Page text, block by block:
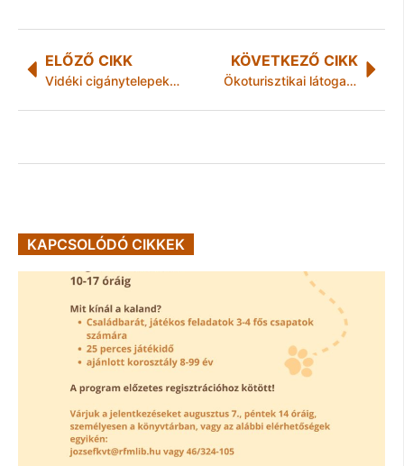
ELŐZŐ CIKK
Vidéki cigánytelepekről költöztettek családokat Miskolcra állami támogatással
KÖVETKEZŐ CIKK
Ökoturisztikai látogatóközpont Vámosújfaluban
KAPCSOLÓDÓ CIKKEK